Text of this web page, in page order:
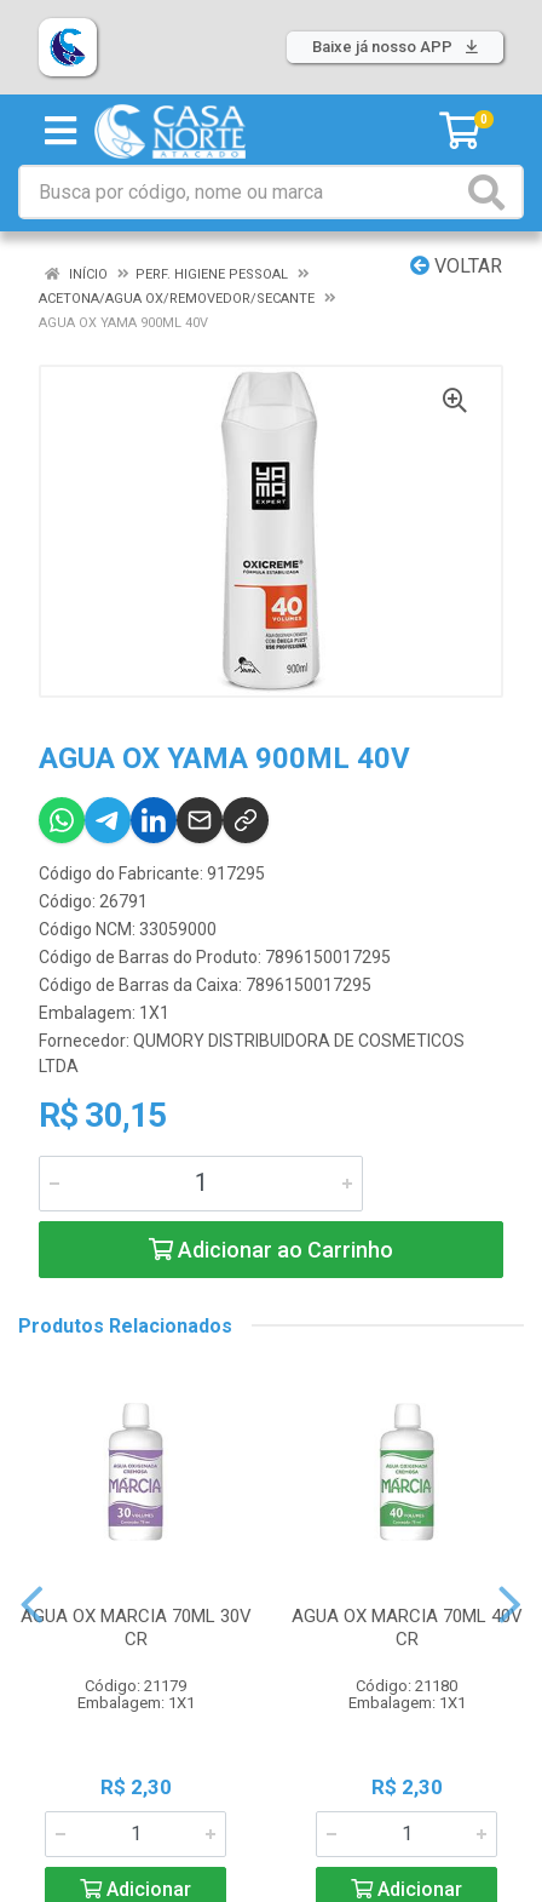
Baixe já nosso APP
0
VOLTAR
INÍCIO
PERF. HIGIENE PESSOAL
ACETONA/AGUA OX/REMOVEDOR/SECANTE
AGUA OX YAMA 900ML 40V
AGUA OX YAMA 900ML 40V
Código do Fabricante: 917295
Código: 26791
Código NCM: 33059000
Código de Barras do Produto: 7896150017295
Código de Barras da Caixa: 7896150017295
Embalagem: 1X1
Fornecedor: QUMORY DISTRIBUIDORA DE COSMETICOS
LTDA
R$ 30,15
Adicionar ao Carrinho
Produtos Relacionados
AGUA OX MARCIA 70ML 30V
CR
Código: 21179
Embalagem: 1X1
R$ 2,30
Adicionar
AGUA OX MARCIA 70ML 40V
CR
Código: 21180
Embalagem: 1X1
R$ 2,30
Adicionar